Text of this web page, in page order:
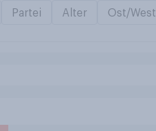
Partei Alter Ost/West